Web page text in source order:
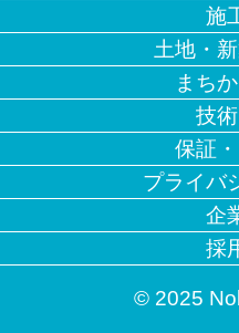
施
土地・
まち
技
保証
プライバ
企
採
© 2025